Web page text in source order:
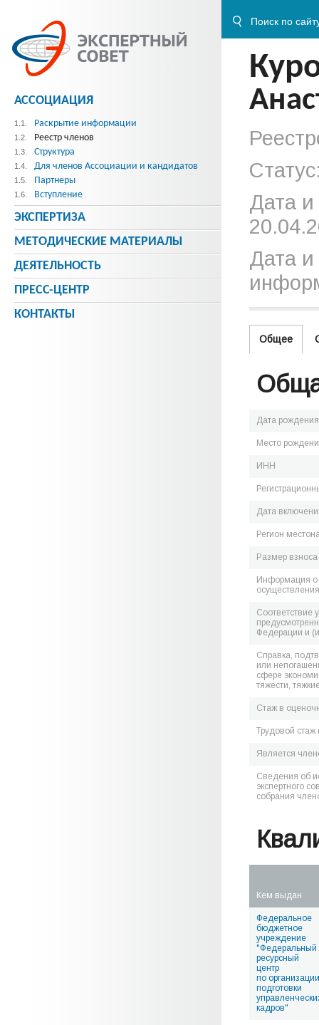
Дата
Дата и
Общее
Дата рождения
Место
ИНН
Дата
Регион
Размер
Информация о
Соответствие
Федерации и
Справка,
или
сфере
тяжести,
Стаж в
Трудовой стаж
Является
Сведения об
экспертного
собрания
Кем выдан
Федеральное
бюджетное
учреждение
"Федеральный
ресурсный
центр
по организации
подготовки
кадров"
АССОЦИАЦИЯ
1.1. Раскрытие информации
1.2. Реестр членов
1.3. Структура
1.4. Для членов Ассоциации и кандидатов
1.5. Партнеры
1.6. Вступление
ЭКСПЕРТИЗА
МЕТОДИЧЕСКИE МАТЕРИАЛЫ
ДЕЯТЕЛЬНОСТЬ
ПРЕСС-ЦЕНТР
КОНТАКТЫ